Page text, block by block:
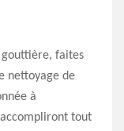
gouttière, faites
nettoyage de
à
accompliront tout